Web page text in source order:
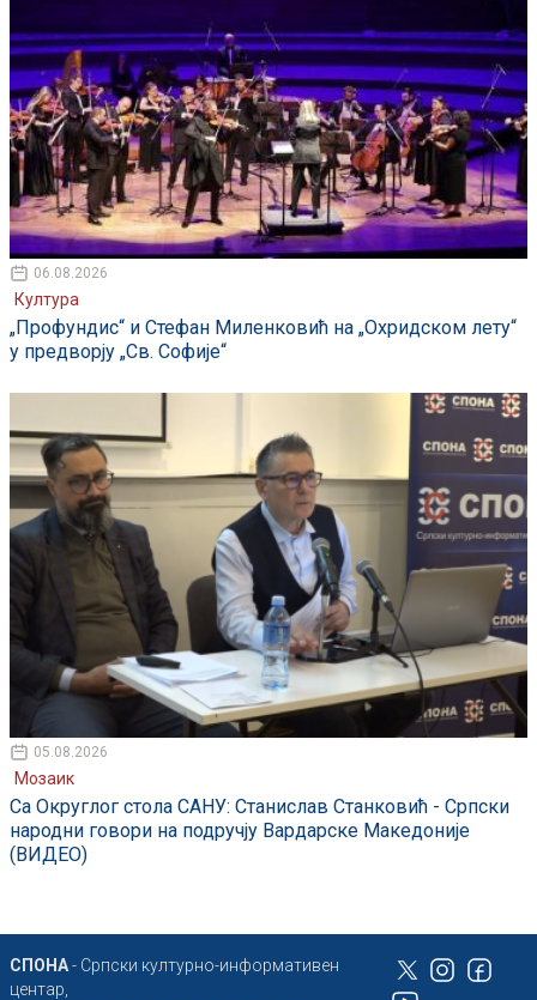
06.08.2026
Култура
„Профундис“ и Стефан Миленковић на „Охридском лету“
у предворју „Св. Софије“
05.08.2026
Мозаик
Са Округлог стола САНУ: Станислав Станковић - Српски
народни говори на подручју Вардарске Македоније
(ВИДЕО)
СПОНА- Српски културно-информативен
центар,